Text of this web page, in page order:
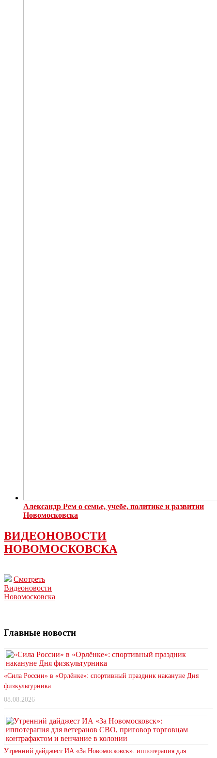
Александр Рем о семье, учебе, политике и развитии
Новомосковска
ВИДЕОНОВОСТИ
НОВОМОСКОВСКА
Смотреть
Видеоновости
Новомосковска
Главные новости
«Сила России» в «Орлёнке»: спортивный праздник накануне Дня
физкультурника
08.08.2026
Утренний дайджест ИА «За Новомосковск»: иппотерапия для